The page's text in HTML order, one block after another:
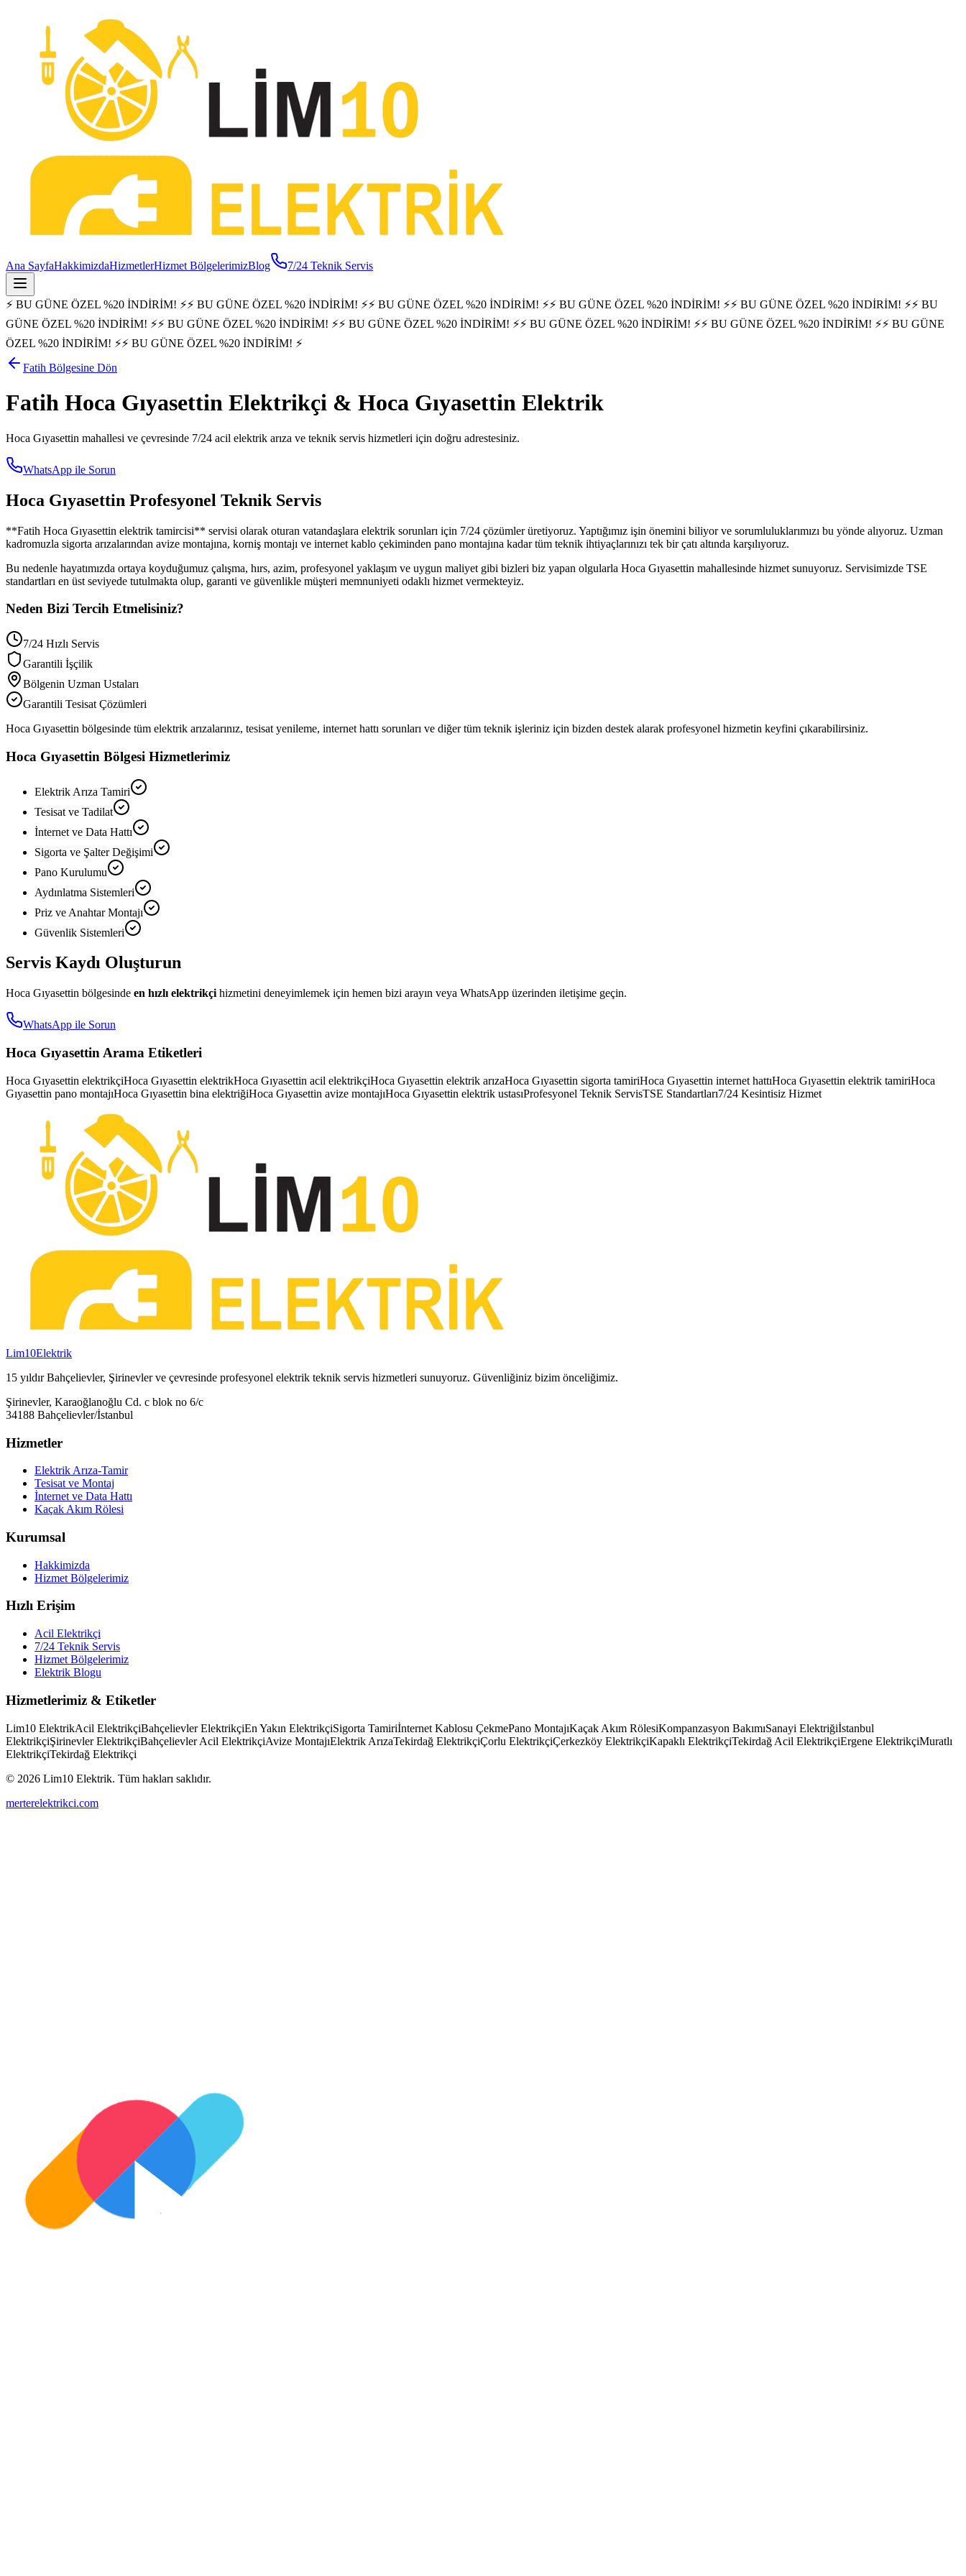
Ana SayfaHakkimizdaHizmetlerHizmet BölgelerimizBlog 7/24 Teknik Servis
⚡ BU GÜNE ÖZEL %20 İNDİRİM! ⚡⚡ BU GÜNE ÖZEL %20 İNDİRİM! ⚡⚡ BU GÜNE ÖZEL %20 İNDİRİM! ⚡⚡ BU GÜNE ÖZEL %20 İNDİRİM! ⚡⚡ BU GÜNE ÖZEL %20 İNDİRİM! ⚡⚡ BU
GÜNE ÖZEL %20 İNDİRİM! ⚡⚡ BU GÜNE ÖZEL %20 İNDİRİM! ⚡⚡ BU GÜNE ÖZEL %20 İNDİRİM! ⚡⚡ BU GÜNE ÖZEL %20 İNDİRİM! ⚡⚡ BU GÜNE ÖZEL %20 İNDİRİM! ⚡⚡ BU GÜNE
ÖZEL %20 İNDİRİM! ⚡⚡ BU GÜNE ÖZEL %20 İNDİRİM! ⚡
Fatih Bölgesine Dön
Fatih Hoca Gıyasettin Elektrikçi & Hoca Gıyasettin Elektrik
Hoca Gıyasettin mahallesi ve çevresinde 7/24 acil elektrik arıza ve teknik servis hizmetleri için doğru adrestesiniz.
WhatsApp ile Sorun
Hoca Gıyasettin Profesyonel Teknik Servis
**Fatih Hoca Gıyasettin elektrik tamircisi** servisi olarak oturan vatandaşlara elektrik sorunları için 7/24 çözümler üretiyoruz. Yaptığımız işin önemini biliyor ve sorumluluklarımızı bu yönde alıyoruz. Uzman
kadromuzla sigorta arızalarından avize montajına, korniş montajı ve internet kablo çekiminden pano montajına kadar tüm teknik ihtiyaçlarınızı tek bir çatı altında karşılıyoruz.
Bu nedenle hayatımızda ortaya koyduğumuz çalışma, hırs, azim, profesyonel yaklaşım ve uygun maliyet gibi bizleri biz yapan olgularla Hoca Gıyasettin mahallesinde hizmet sunuyoruz. Servisimizde TSE
standartları en üst seviyede tutulmakta olup, garanti ve güvenlikle müşteri memnuniyeti odaklı hizmet vermekteyiz.
Neden Bizi Tercih Etmelisiniz?
7/24 Hızlı Servis
Garantili İşçilik
Bölgenin Uzman Ustaları
Garantili Tesisat Çözümleri
Hoca Gıyasettin bölgesinde tüm elektrik arızalarınız, tesisat yenileme, internet hattı sorunları ve diğer tüm teknik işleriniz için bizden destek alarak profesyonel hizmetin keyfini çıkarabilirsiniz.
Hoca Gıyasettin Bölgesi Hizmetlerimiz
Elektrik Arıza Tamiri
Tesisat ve Tadilat
İnternet ve Data Hattı
Sigorta ve Şalter Değişimi
Pano Kurulumu
Aydınlatma Sistemleri
Priz ve Anahtar Montajı
Güvenlik Sistemleri
Servis Kaydı Oluşturun
Hoca Gıyasettin bölgesinde en hızlı elektrikçi hizmetini deneyimlemek için hemen bizi arayın veya WhatsApp üzerinden iletişime geçin.
WhatsApp ile Sorun
Hoca Gıyasettin Arama Etiketleri
Hoca Gıyasettin elektrikçiHoca Gıyasettin elektrikHoca Gıyasettin acil elektrikçiHoca Gıyasettin elektrik arızaHoca Gıyasettin sigorta tamiriHoca Gıyasettin internet hattıHoca Gıyasettin elektrik tamiriHoca
Gıyasettin pano montajıHoca Gıyasettin bina elektriğiHoca Gıyasettin avize montajıHoca Gıyasettin elektrik ustasıProfesyonel Teknik ServisTSE Standartları7/24 Kesintisiz Hizmet
Lim10Elektrik
15 yıldır Bahçelievler, Şirinevler ve çevresinde profesyonel elektrik teknik servis hizmetleri sunuyoruz. Güvenliğiniz bizim önceliğimiz.
Şirinevler, Karaoğlanoğlu Cd. c blok no 6/c
34188 Bahçelievler/İstanbul
Hizmetler
Elektrik Arıza-Tamir
Tesisat ve Montaj
İnternet ve Data Hattı
Kaçak Akım Rölesi
Kurumsal
Hakkimizda
Hizmet Bölgelerimiz
Hızlı Erişim
Acil Elektrikçi
7/24 Teknik Servis
Hizmet Bölgelerimiz
Elektrik Blogu
Hizmetlerimiz & Etiketler
Lim10 ElektrikAcil ElektrikçiBahçelievler ElektrikçiEn Yakın ElektrikçiSigorta Tamiriİnternet Kablosu ÇekmePano MontajıKaçak Akım RölesiKompanzasyon BakımıSanayi Elektriğiİstanbul
ElektrikçiŞirinevler ElektrikçiBahçelievler Acil ElektrikçiAvize MontajıElektrik ArızaTekirdağ ElektrikçiÇorlu ElektrikçiÇerkezköy ElektrikçiKapaklı ElektrikçiTekirdağ Acil ElektrikçiErgene ElektrikçiMuratlı
ElektrikçiTekirdağ Elektrikçi
© 2026 Lim10 Elektrik. Tüm hakları saklıdır.
merterelektrikci.com